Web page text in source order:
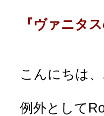
『ヴァニタス
こんにちは
例外として